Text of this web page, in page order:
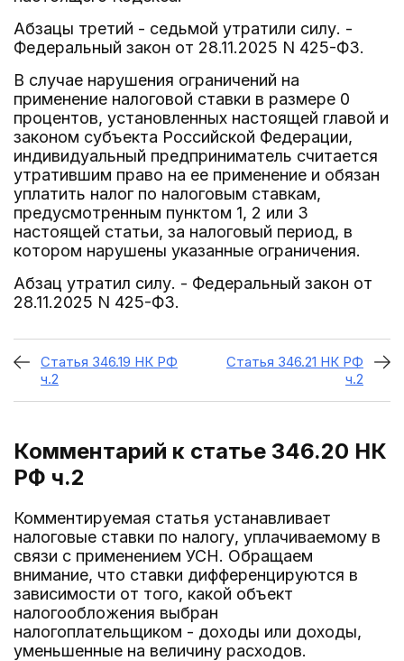
Абзацы третий - седьмой утратили силу. -
Федеральный закон от 28.11.2025 N 425-ФЗ.
В случае нарушения ограничений на
применение налоговой ставки в размере 0
процентов, установленных настоящей главой и
законом субъекта Российской Федерации,
индивидуальный предприниматель считается
утратившим право на ее применение и обязан
уплатить налог по налоговым ставкам,
предусмотренным пунктом 1, 2 или 3
настоящей статьи, за налоговый период, в
котором нарушены указанные ограничения.
Абзац утратил силу. - Федеральный закон от
28.11.2025 N 425-ФЗ.
Статья 346.19 НК РФ
ч.2
Статья 346.21 НК РФ
ч.2
Комментарий к статье 346.20 НК
РФ ч.2
Комментируемая статья устанавливает
налоговые ставки по налогу, уплачиваемому в
связи с применением УСН. Обращаем
внимание, что ставки дифференцируются в
зависимости от того, какой объект
налогообложения выбран
налогоплательщиком - доходы или доходы,
уменьшенные на величину расходов.